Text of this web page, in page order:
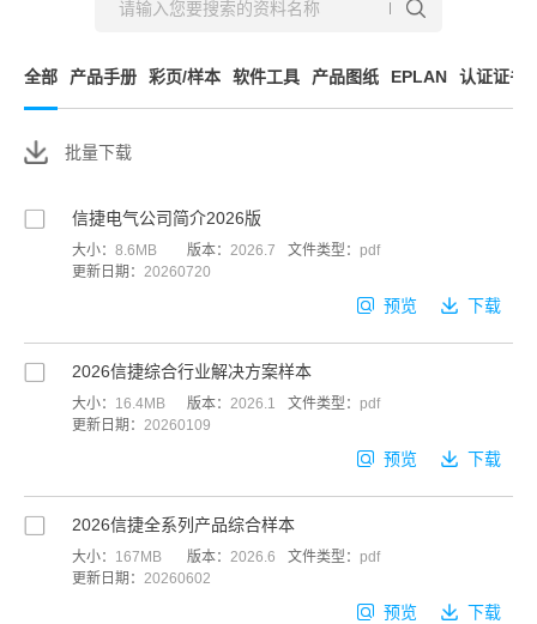
全部 产品手册 彩页/样本 软件工具 产品图纸 EPLAN 认证证书
批量下载
预览 下载
信捷电气公司简介2026版
大小： 8.6MB 版本： 2026.7 文件类型： pdf
更新日期： 20260720
预览 下载
2026信捷综合行业解决方案样本
大小： 16.4MB 版本： 2026.1 文件类型： pdf
更新日期： 20260109
预览 下载
2026信捷全系列产品综合样本
大小： 167MB 版本： 2026.6 文件类型： pdf
更新日期： 20260602